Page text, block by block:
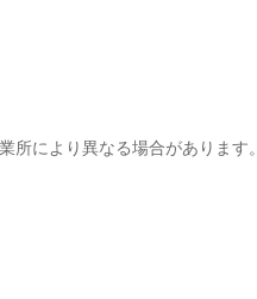
により異なる場合があります。